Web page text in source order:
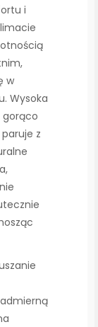
i
w
Wysoka
gorąco
z